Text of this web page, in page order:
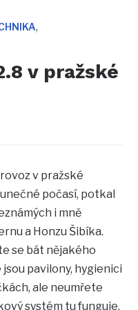
,
v pražské
v pražské
počasí, potkal
i mně
a Honzu Šibíka.
se bát nějakého
pavilony, hygienici
ale neumřete
systém tu funguje.